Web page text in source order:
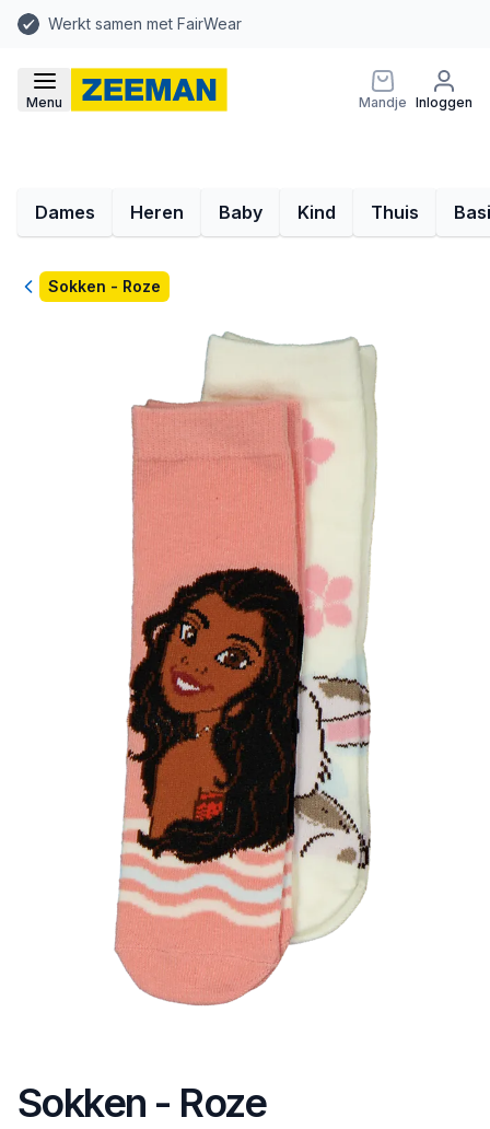
Werkt samen met FairWear
Menu Mandje Inloggen
Dames Heren Baby Kind Thuis
TerugSokken - Roze
Sokken - Roze